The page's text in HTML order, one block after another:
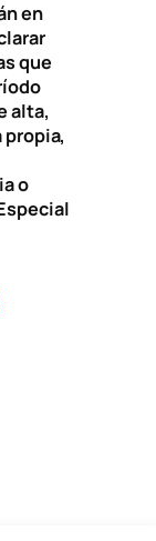
en
que
alta,
o